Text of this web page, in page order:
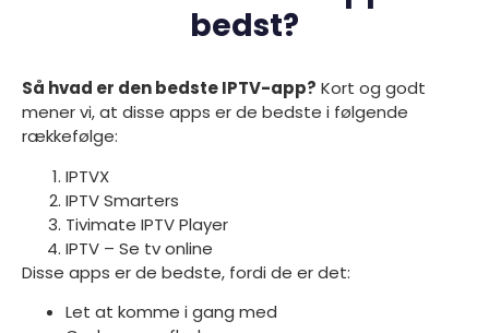
bedst?
Så hvad er den bedste IPTV-app? Kort og godt
mener vi, at disse apps er de bedste i følgende
rækkefølge:
IPTVX
IPTV Smarters
Tivimate IPTV Player
IPTV – Se tv online
Disse apps er de bedste, fordi de er det:
Let at komme i gang med